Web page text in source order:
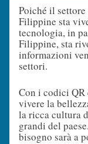
Poiché il
Filippine sta
tecnologia, in
Filippine, sta
informazioni
settori.
Con i codici
vivere la
la ricca cultura
grandi del
bisogno sarà a